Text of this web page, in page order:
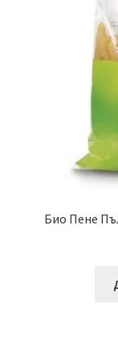
Био Пене